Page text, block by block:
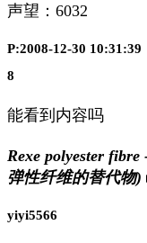
声望： 6032
P:2008-12-30 10:31:39
8
能看到内容吗
Rexe polyester
弹性纤维的替代物)
yiyi5566